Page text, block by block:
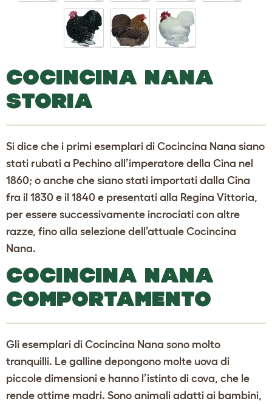
COCINCINA NANA
STORIA
Si dice che i primi esemplari di Cocincina Nana siano
stati rubati a Pechino all’imperatore della Cina nel
1860; o anche che siano stati importati dalla Cina
fra il 1830 e il 1840 e presentati alla Regina Vittoria,
per essere successivamente incrociati con altre
razze, fino alla selezione dell’attuale Cocincina
Nana.
COCINCINA NANA
COMPORTAMENTO
Gli esemplari di Cocincina Nana sono molto
tranquilli. Le galline depongono molte uova di
piccole dimensioni e hanno l’istinto di cova, che le
rende ottime madri. Sono animali adatti ai bambini,